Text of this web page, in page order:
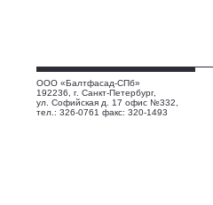
ООО «Балтфасад-СПб»
192236, г. Санкт-Петербург,
ул. Софийская д. 17 офис №332,
тел.: 326-0761 факс: 320-1493